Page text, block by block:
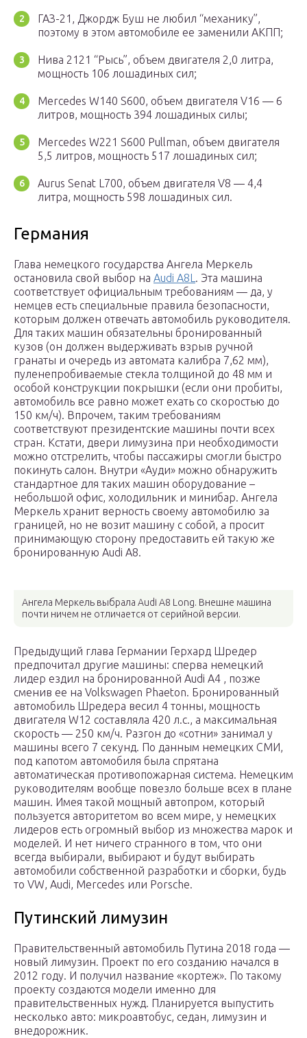
ГАЗ-21, Джордж Буш не любил “механику”,
поэтому в этом автомобиле ее заменили АКПП;
Нива 2121 “Рысь”, объем двигателя 2,0 литра,
мощность 106 лошадиных сил;
Mercedes W140 S600, объем двигателя V16 — 6
литров, мощность 394 лошадиных силы;
Mercedes W221 S600 Pullman, объем двигателя
5,5 литров, мощность 517 лошадиных сил;
Aurus Senat L700, объем двигателя V8 — 4,4
литра, мощность 598 лошадиных сил.
Германия
Глава немецкого государства Ангела Меркель
остановила свой выбор на Audi A8L . Эта машина
соответствует официальным требованиям — да, у
немцев есть специальные правила безопасности,
которым должен отвечать автомобиль руководителя.
Для таких машин обязательны бронированный
кузов (он должен выдерживать взрыв ручной
гранаты и очередь из автомата калибра 7,62 мм),
пуленепробиваемые стекла толщиной до 48 мм и
особой конструкции покрышки (если они пробиты,
автомобиль все равно может ехать со скоростью до
150 км/ч). Впрочем, таким требованиям
соответствуют президентские машины почти всех
стран. Кстати, двери лимузина при необходимости
можно отстрелить, чтобы пассажиры смогли быстро
покинуть салон. Внутри «Ауди» можно обнаружить
стандартное для таких машин оборудование –
небольшой офис, холодильник и минибар. Ангела
Меркель хранит верность своему автомобилю за
границей, но не возит машину с собой, а просит
принимающую сторону предоставить ей такую же
бронированную Audi A8.
Ангела Меркель выбрала Audi A8 Long. Внешне машина
почти ничем не отличается от серийной версии.
Предыдущий глава Германии Герхард Шредер
предпочитал другие машины: сперва немецкий
лидер ездил на бронированной Audi A4 , позже
сменив ее на Volkswagen Phaeton. Бронированный
автомобиль Шредера весил 4 тонны, мощность
двигателя W12 составляла 420 л.с., а максимальная
скорость — 250 км/ч. Разгон до «сотни» занимал у
машины всего 7 секунд. По данным немецких СМИ,
под капотом автомобиля была спрятана
автоматическая противопожарная система. Немецким
руководителям вообще повезло больше всех в плане
машин. Имея такой мощный автопром, который
пользуется авторитетом во всем мире, у немецких
лидеров есть огромный выбор из множества марок и
моделей. И нет ничего странного в том, что они
всегда выбирали, выбирают и будут выбирать
автомобили собственной разработки и сборки, будь
то VW, Audi, Mercedes или Porsche.
Путинский лимузин
Правительственный автомобиль Путина 2018 года —
новый лимузин. Проект по его созданию начался в
2012 году. И получил название «кортеж». По такому
проекту создаются модели именно для
правительственных нужд. Планируется выпустить
несколько авто: микроавтобус, седан, лимузин и
внедорожник.